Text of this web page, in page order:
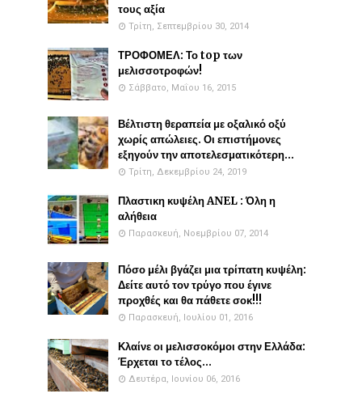
τους αξία
Τρίτη, Σεπτεμβρίου 30, 2014
ΤΡΟΦΟΜΕΛ: Το top των
μελισσοτροφών!
Σάββατο, Μαΐου 16, 2015
Βέλτιστη θεραπεία με οξαλικό οξύ
χωρίς απώλειες. Οι επιστήμονες
εξηγούν την αποτελεσματικότερη...
Τρίτη, Δεκεμβρίου 24, 2019
Πλαστικη κυψέλη ANEL : Όλη η
αλήθεια
Παρασκευή, Νοεμβρίου 07, 2014
Πόσο μέλι βγάζει μια τρίπατη κυψέλη:
Δείτε αυτό τον τρύγο που έγινε
προχθές και θα πάθετε σοκ!!!
Παρασκευή, Ιουλίου 01, 2016
Κλαίνε οι μελισσοκόμοι στην Ελλάδα:
Έρχεται το τέλος...
Δευτέρα, Ιουνίου 06, 2016